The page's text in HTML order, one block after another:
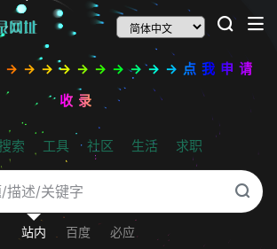
点我申请
收录
索 工具 社区 生活 求职
站内 百度 必应